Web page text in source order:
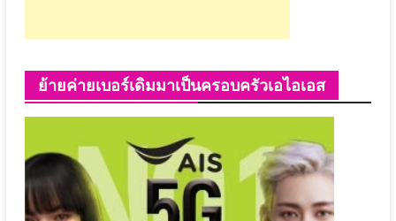
ย้ายค่ายเบอร์เดิมมาเป็นครอบครัวเอไอเอส